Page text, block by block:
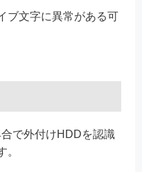
ブ文字に異常がある可
で外付けHDDを認識
。